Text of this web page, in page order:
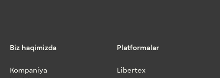
Biz haqimizda
Kompaniya
Platformalar
Libertex